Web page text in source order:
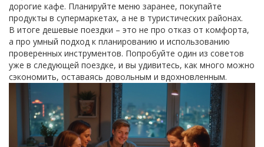
дорогие кафе. Планируйте меню заранее, покупайте
продукты в супермаркетах, а не в туристических районах.
В итоге дешевые поездки – это не про отказ от комфорта,
а про умный подход к планированию и использованию
проверенных инструментов. Попробуйте один из советов
уже в следующей поездке, и вы удивитесь, как много можно
сэкономить, оставаясь довольным и вдохновленным.